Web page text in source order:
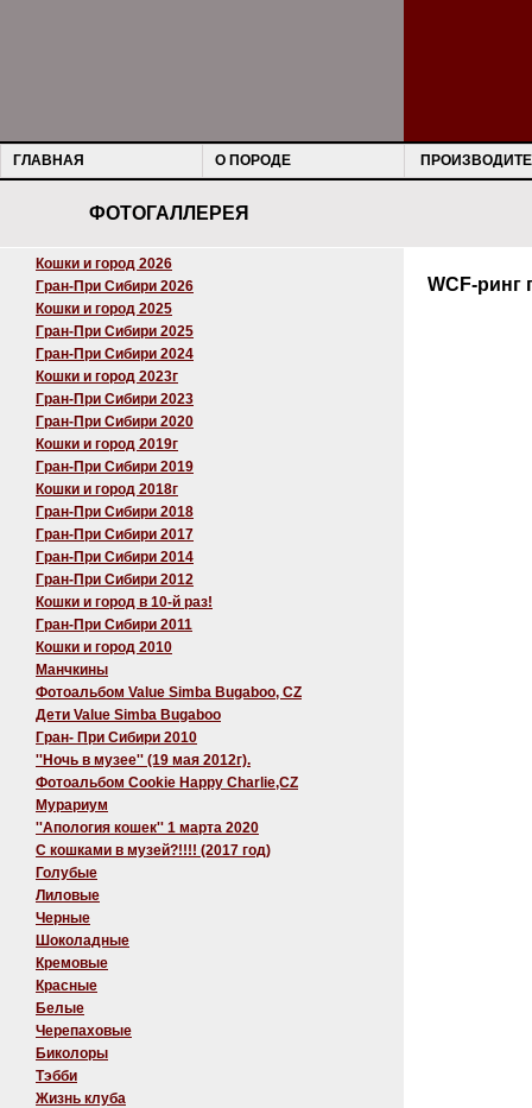
ГЛАВНАЯ О ПОРОДЕ
ФОТОГАЛЛЕРЕЯ
Кошки и город 2026
Гран-При Сибири 2026
Кошки и город 2025
Гран-При Сибири 2025
Гран-При Сибири 2024
Кошки и город 2023г
Гран-При Сибири 2023
Гран-При Сибири 2020
Кошки и город 2019г
Гран-При Сибири 2019
Кошки и город 2018г
Гран-При Сибири 2018
Гран-При Сибири 2017
Гран-При Сибири 2014
Гран-При Сибири 2012
Кошки и город в 10-й раз!
Гран-При Сибири 2011
Кошки и город 2010
Манчкины
Фотоальбом Value Simba Bugaboo, CZ
Дети Value Simba Bugaboo
Гран- При Сибири 2010
''Ночь в музее'' (19 мая 2012г).
Фотоальбом Cookie Happy Charlie,CZ
Мурариум
''Апология кошек'' 1 марта 2020
C кошками в музей?!!!! (2017 год)
Голубые
Лиловые
Черные
Шоколадные
Кремовые
Красные
Белые
Черепаховые
Биколоры
Тэбби
Жизнь клуба
WCF-ринг